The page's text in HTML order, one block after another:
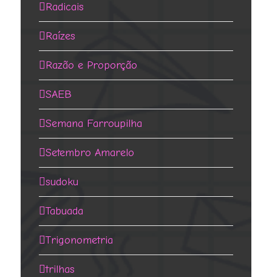
Radicais
Raízes
Razão e Proporção
SAEB
Semana Farroupilha
Setembro Amarelo
sudoku
Tabuada
Trigonometria
trilhas